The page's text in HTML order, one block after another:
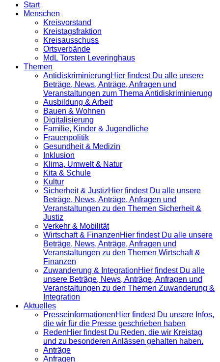
Start
Menschen
Kreisvorstand
Kreistagsfraktion
Kreisausschuss
Ortsverbände
MdL Torsten Leveringhaus
Themen
Antidiskrimi­nierungHier findest Du alle unsere
Beträge, News, Anträge, Anfragen und
Veranstaltungen zum Thema Antidiskriminierung
Ausbildung & Arbeit
Bauen & Wohnen
Digitalisierung
Familie, Kinder & Jugendliche
Frauenpolitik
Gesundheit & Medizin
Inklusion
Klima, Umwelt & Natur
Kita & Schule
Kultur
Sicherheit & JustizHier findest Du alle unsere
Beträge, News, Anträge, Anfragen und
Veranstaltungen zu den Themen Sicherheit &
Justiz
Verkehr & Mobilität
Wirtschaft & FinanzenHier findest Du alle unsere
Beträge, News, Anträge, Anfragen und
Veranstaltungen zu den Themen Wirtschaft &
Finanzen
Zuwanderung & IntegrationHier findest Du alle
unsere Beträge, News, Anträge, Anfragen und
Veranstaltungen zu den Themen Zuwanderung &
Integration
Aktuelles
Presse­informationenHier findest Du unsere Infos,
die wir für die Presse geschrieben haben
RedenHier findest Du Reden, die wir Kreistag
und zu besonderen Anlässen gehalten haben.
Anträge
Anfragen